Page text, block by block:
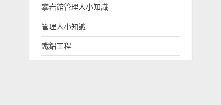
攀岩館管理人小知識
管理人小知識
鐵鋁工程